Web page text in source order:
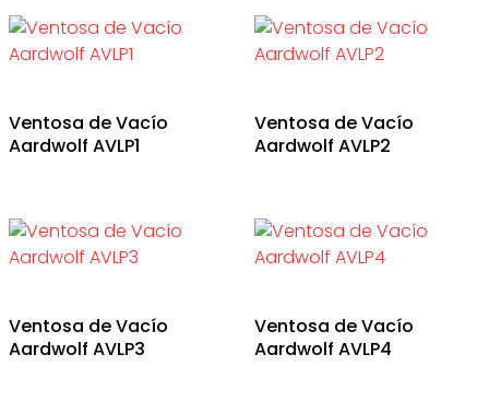
Ventosa de Vacío
Aardwolf AVLP1
Ventosa de Vacío
Aardwolf AVLP2
Ventosa de Vacío
Aardwolf AVLP3
Ventosa de Vacío
Aardwolf AVLP4